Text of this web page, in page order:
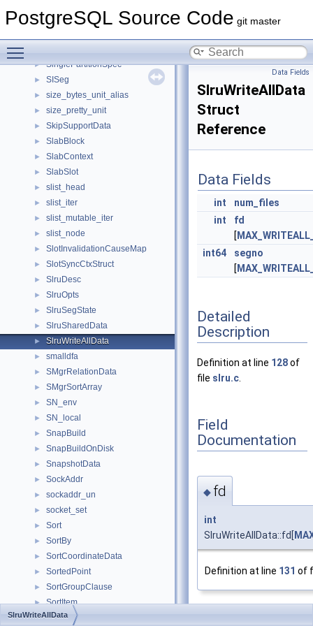
PostgreSQL Source Code git master
► SimpleStringList
► SinglePartitionSpec
► SISeg
► size_bytes_unit_alias
► size_pretty_unit
► SkipSupportData
► SlabBlock
► SlabContext
► SlabSlot
► slist_head
► slist_iter
► slist_mutable_iter
► slist_node
► SlotInvalidationCauseMap
► SlotSyncCtxStruct
► SlruDesc
► SlruOpts
► SlruSegState
► SlruSharedData
► SlruWriteAllData
► smalldfa
► SMgrRelationData
► SMgrSortArray
► SN_env
► SN_local
► SnapBuild
► SnapBuildOnDisk
► SnapshotData
► SockAddr
► sockaddr_un
► socket_set
► Sort
► SortBy
► SortCoordinateData
► SortedPoint
► SortGroupClause
► SortItem
► SortPath
Data Fields
SlruWriteAllData
Struct
Reference
Data Fields
int
num_files
int
fd
[
int64
segno
[
Detailed
Description
Definition at line 128of
file slru.c
Field
Documentation
◆ fd
int
SlruWriteAllData::fd[
Definition at line 131 of
SlruWriteAllData